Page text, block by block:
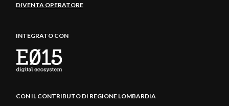
DIVENTA OPERATORE
INTEGRATO CON
CON IL CONTRIBUTO DI REGIONE LOMBARDIA